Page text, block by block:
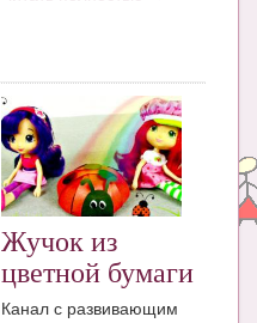
Жучок из
цветной бумаги
Канал с развивающим